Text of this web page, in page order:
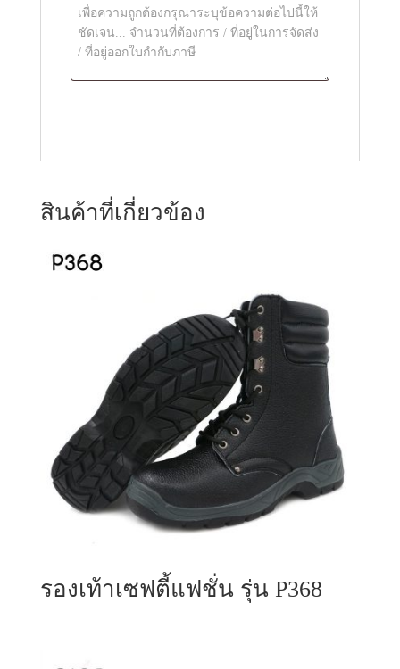
สินค้าที่เกี่ยวข้อง
รองเท้าเซฟตี้แฟชั่น รุ่น P368